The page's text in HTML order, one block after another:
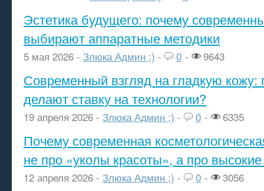
Эстетика будущего: почему
выбирают аппаратные методики
5 мая 2026 - Злюка Админ ;) - 0 - 9643
Современный взгляд на гладкую кожу:
делают ставку на технологии?
19 апреля 2026 - Злюка Админ ;) - 0 - 6335
Почему современная
не про «уколы красоты», а про высокие
12 апреля 2026 - Злюка Админ ;) - 0 - 3056